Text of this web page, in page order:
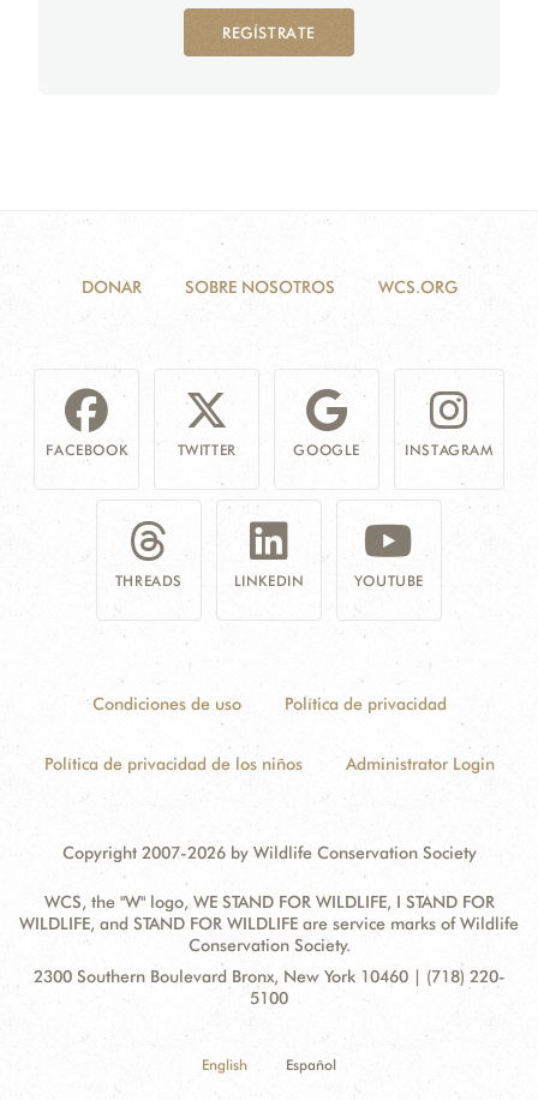
REGÍSTRATE
DONAR SOBRE NOSOTROS WCS.ORG
FACEBOOK TWITTER GOOGLE INSTAGRAM
THREADS LINKEDIN YOUTUBE
Condiciones de uso Política de privacidad
Política de privacidad de los niños Administrator Login
Copyright 2007-2026 by Wildlife Conservation Society
WCS, the "W" logo, WE STAND FOR WILDLIFE, I STAND FOR
WILDLIFE, and STAND FOR WILDLIFE are service marks of Wildlife
Conservation Society.
Contact
Address:
2300 Southern Boulevard Bronx, New York 10460 | (718) 220-
5100
English Español